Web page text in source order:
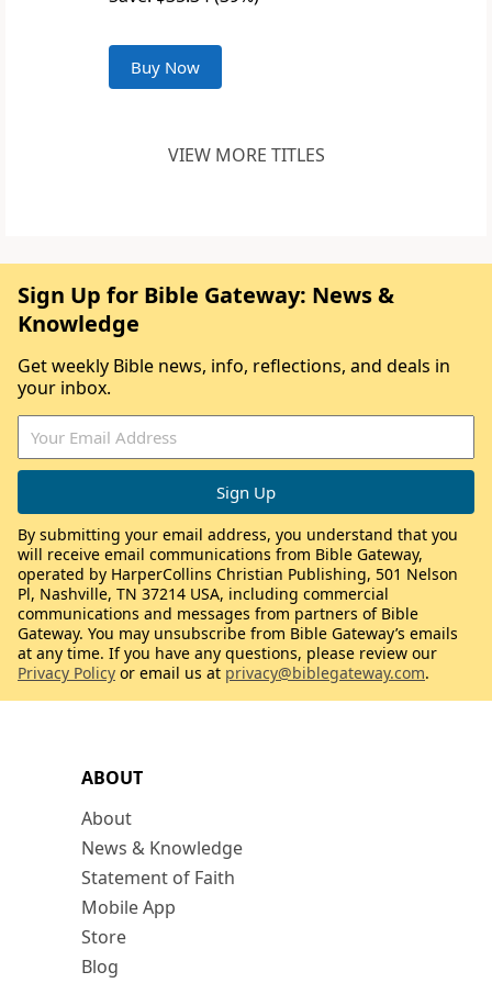
Buy Now
VIEW MORE TITLES
ABOUT
About
News & Knowledge
Statement of Faith
Mobile App
Store
Blog
Sign Up for Bible Gateway: News &
Knowledge
Get weekly Bible news, info, reflections, and deals in
your inbox.
By submitting your email address, you understand that you
will receive email communications from Bible Gateway,
operated by HarperCollins Christian Publishing, 501 Nelson
Pl, Nashville, TN 37214 USA, including commercial
communications and messages from partners of Bible
Gateway. You may unsubscribe from Bible Gateway’s emails
at any time. If you have any questions, please review our
Privacy Policy or email us at privacy@biblegateway.com.